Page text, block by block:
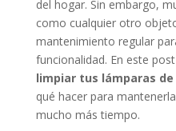
del hogar. Sin embargo,
como cualquier otro
mantenimiento regular
funcionalidad. En este
limpiar tus lámparas de
qué hacer para
mucho mástiempo.